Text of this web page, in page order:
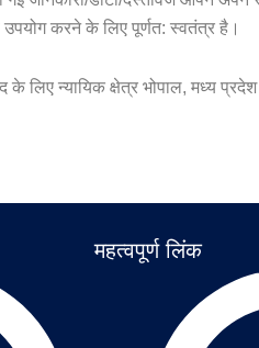
करने के लिए पूर्णत: स्वतंत्र है।
के लिए न्यायिक क्षेत्र भोपाल, मध्य प्रदेश
महत्वपूर्ण लिंक